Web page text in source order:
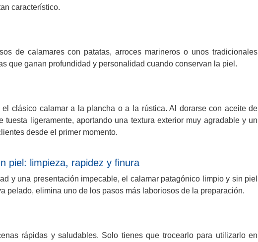
característico.
de calamares con patatas, arroces marineros o unos tradicionales
que ganan profundidad y personalidad cuando conservan la piel.
el clásico calamar a la plancha o a la rústica. Al dorarse con aceite de
ligeramente, aportando una textura exterior muy agradable y un
desde el primer momento.
piel: limpieza, rapidez y finura
y una presentación impecable, el calamar patagónico limpio y sin piel
pelado, elimina uno de los pasos más laboriosos de la preparación.
rápidas y saludables. Solo tienes que trocearlo para utilizarlo en